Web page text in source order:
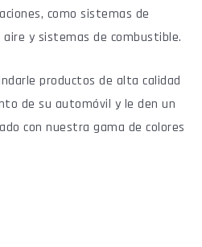
como sistemas de
y sistemas de combustible.
productos de alta calidad
de su automóvil y le den un
con nuestra gama de colores